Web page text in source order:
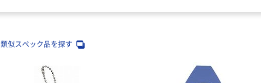
類似スペック品を探す